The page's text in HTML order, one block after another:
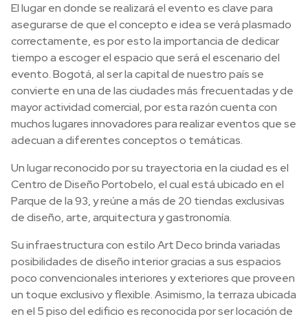
El lugar en donde se realizará el evento es clave para
asegurarse de que el concepto e idea se verá plasmado
correctamente, es por esto la importancia de dedicar
tiempo a escoger el espacio que será el escenario del
evento. Bogotá, al ser la capital de nuestro país se
convierte en una de las ciudades más frecuentadas y de
mayor actividad comercial, por esta razón cuenta con
muchos lugares innovadores para realizar eventos que se
adecuan a diferentes conceptos o temáticas.
Un lugar reconocido por su trayectoria en la ciudad es el
Centro de Diseño Portobelo, el cual está ubicado en el
Parque de la 93, y reúne a más de 20 tiendas exclusivas
de diseño, arte, arquitectura y gastronomía.
Su infraestructura con estilo Art Deco brinda variadas
posibilidades de diseño interior gracias a sus espacios
poco convencionales interiores y exteriores que proveen
un toque exclusivo y flexible. Asimismo, la terraza ubicada
en el 5 piso del edificio es reconocida por ser locación de